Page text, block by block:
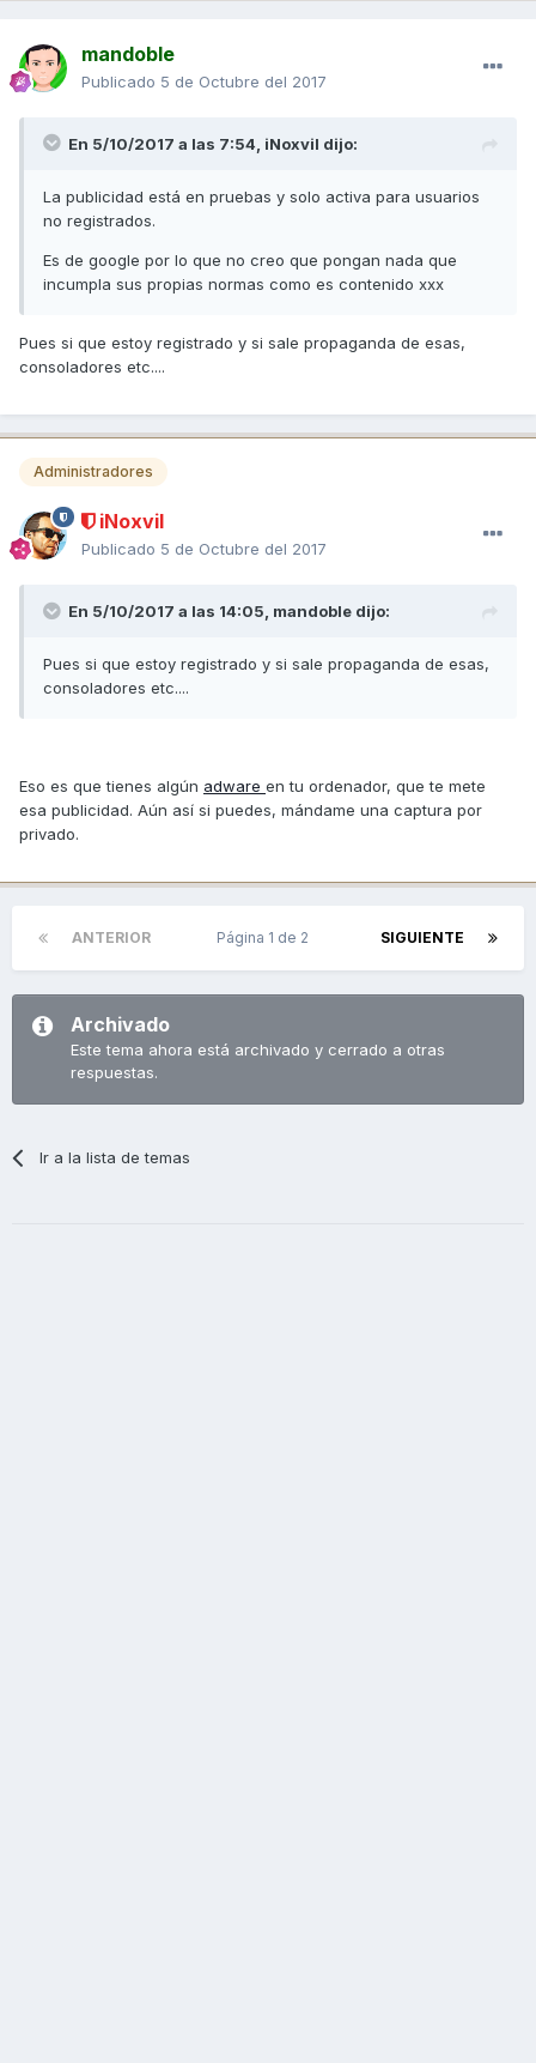
mandoble
Publicado 5 de Octubre del 2017
En 5/10/2017 a las 7:54, iNoxvil dijo:
La publicidad está en pruebas y solo activa para usuarios
no registrados.
Es de google por lo que no creo que pongan nada que
incumpla sus propias normas como es contenido xxx
Pues si que estoy registrado y si sale propaganda de esas,
consoladores etc....
Administradores
iNoxvil
Publicado 5 de Octubre del 2017
En 5/10/2017 a las 14:05, mandoble dijo:
Pues si que estoy registrado y si sale propaganda de esas,
consoladores etc....
Eso es que tienes algún adware en tu ordenador, que te mete
esa publicidad. Aún así si puedes, mándame una captura por
privado.
ANTERIOR SIGUIENTE
Página 1 de 2
Archivado
Este tema ahora está archivado y cerrado a otras
respuestas.
Ir a la lista de temas